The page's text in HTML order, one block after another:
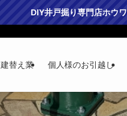
DIY井戸掘り専門店ホウワ
建替え業 個人様のお引越し